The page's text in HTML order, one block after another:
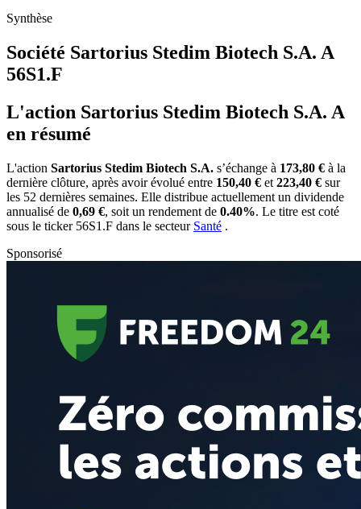
Synthèse
Société Sartorius Stedim Biotech S.A. A
56S1.F
L'action Sartorius Stedim Biotech S.A. A
en résumé
L'action Sartorius Stedim Biotech S.A. s’échange à 173,80 € à la
dernière clôture, après avoir évolué entre 150,40 € et 223,40 € sur
les 52 dernières semaines. Elle distribue actuellement un dividende
annualisé de 0,69 €, soit un rendement de 0.40%. Le titre est coté
sous le ticker 56S1.F dans le secteur Santé .
Sponsorisé